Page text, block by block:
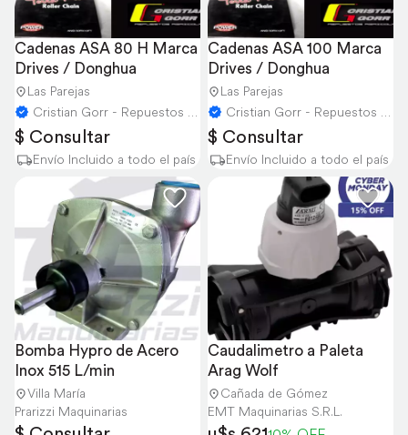
Cadenas ASA 80 H Marca
Drives / Donghua
Las Parejas
Cristian Gorr - Repuestos Agricolas
$ Consultar
Envío Incluido a todo el país
Cadenas ASA 100 Marca
Drives / Donghua
Las Parejas
Cristian Gorr - Repuestos Agricolas
$ Consultar
Envío Incluido a todo el país
Bomba Hypro de Acero
Inox 515 L/min
Villa María
Prarizzi Maquinarias
Caudalimetro a Paleta
Arag Wolf
Cañada de Gómez
EMT Maquinarias S.R.L.